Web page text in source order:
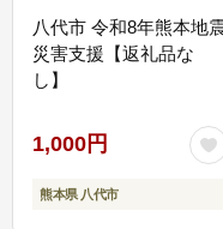
八代市 令和8年熊本地
災害支援【返礼品な
し】
1,000円
熊本県 八代市